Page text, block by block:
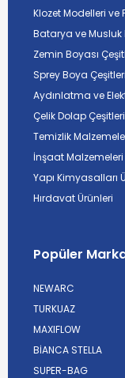
Klozet Modelleri ve
Batarya ve Musluk
Zemin Boyası
Sprey Boya Çeşitleri
Aydınlatma ve
Çelik Dolap Çeşitleri
Temizlik
İnşaat Malzemeleri
Yapı Kimyasalları
Hırdavat Ürünleri
Popüler
NEWARC
TURKUAZ
MAXIFLOW
BİANCA STELLA
SUPER-BAG